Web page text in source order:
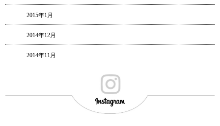
2015年1月
2014年12月
2014年11月